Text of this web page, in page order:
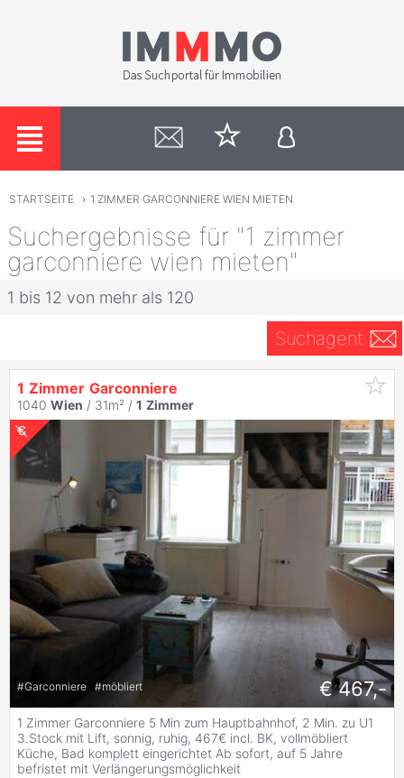
STARTSEITE › 1 ZIMMER GARCONNIERE WIEN MIETEN
Suchergebnisse für "1 zimmer
garconniere wien mieten"
1 bis 12 von mehr als 120
Suchagent
1 Zimmer Garconniere
1040 Wien / 31m² / 1 Zimmer
#Garconniere #möbliert € 467,-
1 Zimmer Garconniere 5 Min zum Hauptbahnhof, 2 Min. zu U1
3.Stock mit Lift, sonnig, ruhig, 467€ incl. BK, vollmöbliert
Küche, Bad komplett eingerichtet Ab sofort, auf 5 Jahre
befristet mit Verlängerungsmöglichkeit